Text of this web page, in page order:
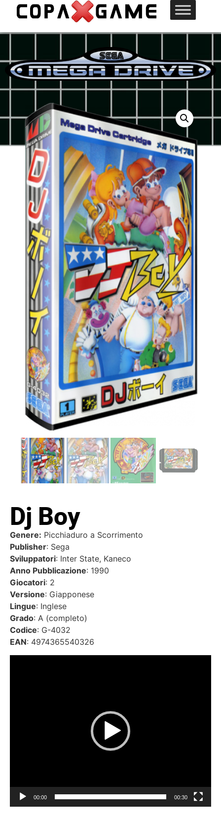
Dj Boy
Genere: Picchiaduro a Scorrimento
Publisher: Sega
Sviluppatori: Inter State, Kaneco
Anno Pubblicazione: 1990
Giocatori: 2
Versione: Giapponese
Lingue: Inglese
Grado: A (completo)
Codice: G-4032
EAN: 4974365540326
00:00 00:30